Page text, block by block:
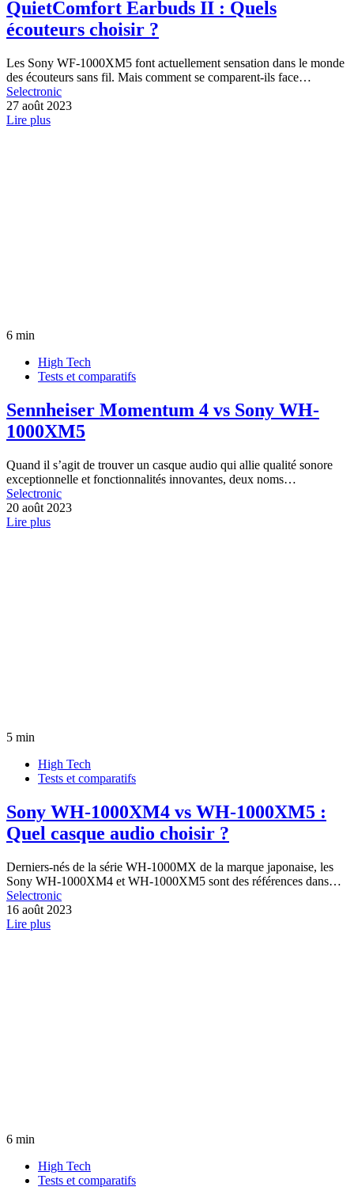
QuietComfort Earbuds II : Quels
écouteurs choisir ?
Les Sony WF-1000XM5 font actuellement sensation dans le monde
des écouteurs sans fil. Mais comment se comparent-ils face…
Selectronic
27 août 2023
Lire plus
6 min
High Tech
Tests et comparatifs
Sennheiser Momentum 4 vs Sony WH-
1000XM5
Quand il s’agit de trouver un casque audio qui allie qualité sonore
exceptionnelle et fonctionnalités innovantes, deux noms…
Selectronic
20 août 2023
Lire plus
5 min
High Tech
Tests et comparatifs
Sony WH-1000XM4 vs WH-1000XM5 :
Quel casque audio choisir ?
Derniers-nés de la série WH-1000MX de la marque japonaise, les
Sony WH-1000XM4 et WH-1000XM5 sont des références dans…
Selectronic
16 août 2023
Lire plus
6 min
High Tech
Tests et comparatifs